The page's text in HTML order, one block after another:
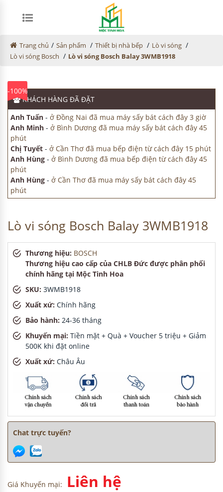
Trang chủ / Sản phẩm / Thiết bị nhà bếp / Lò vi sóng /
Lò vi sóng Bosch / Lò vi sóng Bosch Balay 3WMB1918
-100%
KHÁCH HÀNG ĐÃ ĐẶT
Anh Tuấn - ở Đồng Nai đã mua máy sấy bát cách đây 3 giờ
Anh Minh - ở Bình Dương đã mua máy sấy bát cách đây 45
phút
Chị Tuyết - ở Cần Thơ đã mua bếp điện từ cách đây 15 phút
Anh Hùng - ở Bình Dương đã mua bếp điện từ cách đây 45
phút
Anh Hùng - ở Cần Thơ đã mua máy sấy bát cách đây 45
phút
Lò vi sóng Bosch Balay 3WMB1918
Thương hiệu: BOSCH
Thương hiệu cao cấp của CHLB Đức được phân phối
chính hãng tại Mộc Tinh Hoa
SKU: 3WMB1918
Xuất xứ: Chính hãng
Bảo hành: 24-36 tháng
Khuyến mại: Tiền mặt + Quà + Voucher 5 triệu + Giảm
500K khi đặt online
Xuất xứ: Châu Âu
Chat trực tuyến?
Giá Khuyến mại: Liên hệ